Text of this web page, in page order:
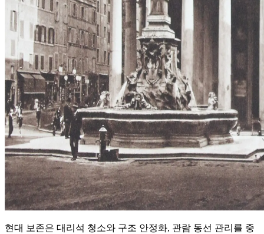
현대 보존은 대리석 청소와 구조 안정화, 관람 동선 관리를 중